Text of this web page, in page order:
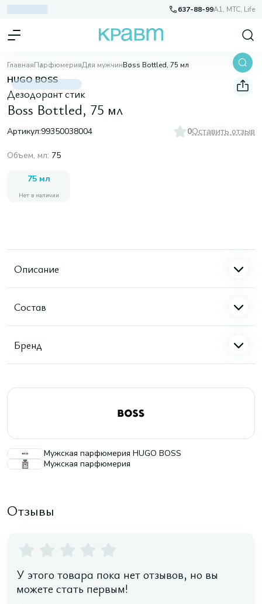
637-88-99A1, МТС, Life
ГлавнаяПарфюмерияДля мужчинBoss Bottled, 75 мл
HUGO BOSS
Дезодорант стик
Boss Bottled, 75 мл
Артикул:99350038004 0Оставить отзыв
Объем, мл: 75
75 мл
Нет в наличии
Описание
Состав
Бренд
Мужская парфюмерия HUGO BOSS
Мужская парфюмерия
Отзывы
У этого товара пока нет отзывов, но вы
можете стать первым!